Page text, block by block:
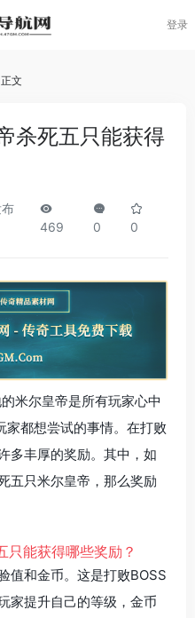
登录
正文
杀死五只能获得
469 0 0
米尔皇帝是所有玩家心中
家都想尝试的事情。在打败
多丰厚的奖励。其中，如
五只米尔皇帝，那么奖励
值和金币。这是打败BOSS
家提升自己的等级，金币